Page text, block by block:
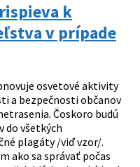
k
v prípade
osvetové aktivity
a bezpečnosti občanov
Čoskoro budú
do všetkých
plagáty /viď vzor/.
ako sa správať počas